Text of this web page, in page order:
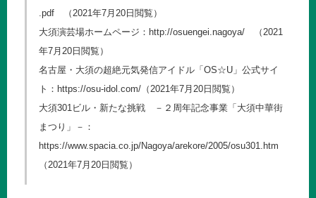
.pdf （2021年7月20日閲覧）
大須演芸場ホームページ： http://osuengei.nagoya/ （2021
年7月20日閲覧）
名古屋・大須の超絶元気発信アイドル「OS☆U」公式サイ
ト： https://osu-idol.com/ （2021年7月20日閲覧）
大須301ビル・新たな挑戦 －２周年記念事業「大須中華街
まつり」－：
https://www.spacia.co.jp/Nagoya/arekore/2005/osu301.htm
（2021年7月20日閲覧）